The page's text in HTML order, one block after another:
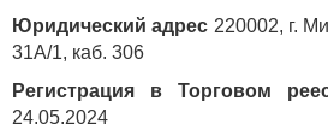
Юридический адрес 220002, г.
31А/1, каб. 306
Регистрация в Торговом
24.05.2024